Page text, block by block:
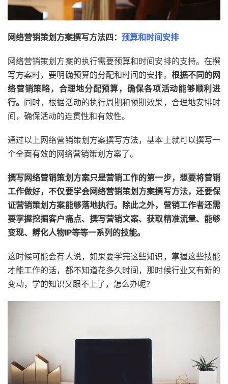
网络营销策划方案撰写方法四： 预算和时间安排
网络营销策划方案的执行需要预算和时间安排的支持。在撰
写方案时，要明确预算的分配和时间的安排。 根据不同的网
络营销策略，合理地分配预算，确保各项活动能够顺利进
行。 同时，根据活动的执行周期和预期效果，合理地安排时
间，确保活动的连贯性和有效性。
通过以上网络营销策划方案撰写方法，基本上就可以撰写一
个全面有效的网络营销策划方案了。
撰写网络营销策划方案只是营销工作的第一步，想要将营销
工作做好，不仅要学会网络营销策划方案撰写方法，还要保
证营销策划方案能够落地执行。除此之外，营销工作者还需
要掌握挖掘客户痛点、撰写营销文案、获取精准流量、能够
变现、孵化人物IP等等一系列的技能。
这时候可能会有人说，如果要学完这些知识，掌握这些技能
才能工作的话，都不知道花多久时间，那时候行业又有新的
变动，学的知识又跟不上了，怎么办呢?